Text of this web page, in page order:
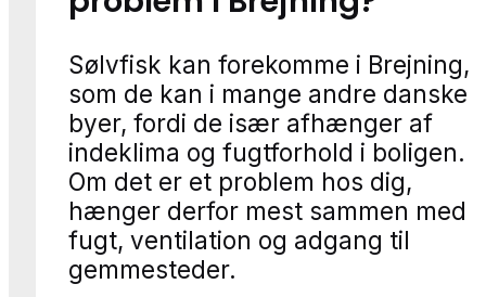
Sølvfisk kan forekomme i Brejning,
som de kan i mange andre danske
byer, fordi de især afhænger af
indeklima og fugtforhold i boligen.
Om det er et problem hos dig,
hænger derfor mest sammen med
fugt, ventilation og adgang til
gemmesteder.